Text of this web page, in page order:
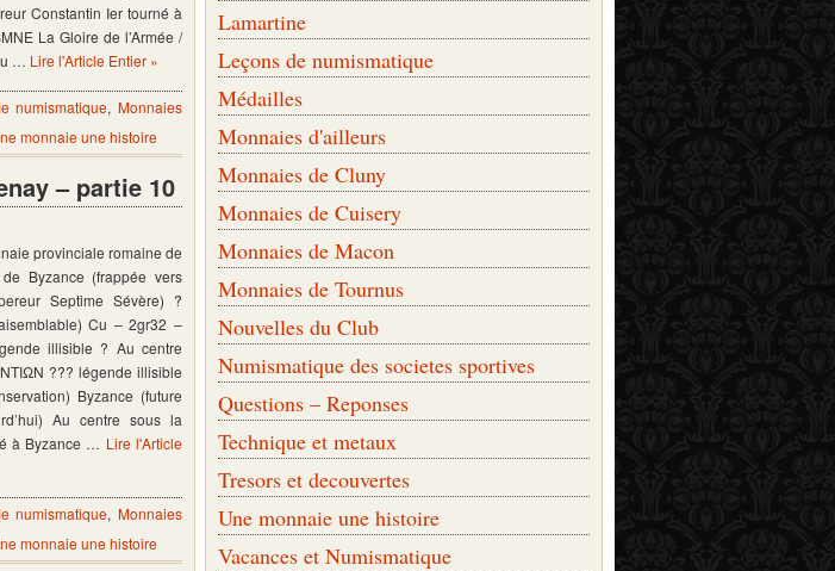
Constantin Ier tourné à
La Gloire de l’Armée /
… Lire l'Article Entier »
numismatique, Monnaies
monnaie une histoire
– partie 10
provinciale romaine de
Byzance (frappée vers
Septime Sévère) ?
Cu – 2gr32 –
illisible ? Au centre
??? légende illisible
Byzance (future
Au centre sous la
à Byzance … Lire l'Article
numismatique, Monnaies
monnaie une histoire
Lamartine
Leçons de numismatique
Médailles
Monnaies d'ailleurs
Monnaies de Cluny
Monnaies de Cuisery
Monnaies de Macon
Monnaies de Tournus
Nouvelles du Club
Numismatique des societes sportives
Questions – Reponses
Technique et metaux
Tresors et decouvertes
Une monnaie une histoire
Vacances et Numismatique